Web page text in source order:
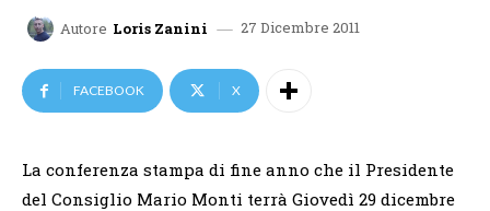
Autore Loris Zanini 27 Dicembre 2011
FACEBOOK X
La conferenza stampa di fine anno che il Presidente
del Consiglio Mario Monti terrà Giovedì 29 dicembre